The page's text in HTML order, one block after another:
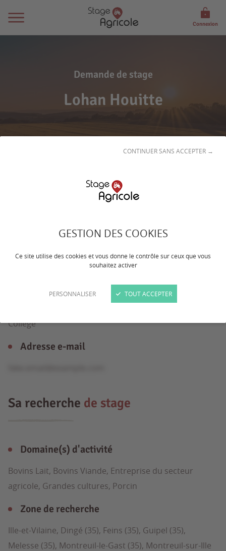
GESTION DES COOKIES
Ce site utilise des cookies et vous donne le contrôle sur ceux que vous
souhaitez activer
PERSONNALISER
CONTINUER SANS ACCEPTER →
TOUT ACCEPTER
Connexion
Demande de stage
Lohan Houitte
Âge
Collège
Adresse e-mail
Sa recherche de stage
Domaine(s) d'activité
Bovins Lait, Bovins Viande, Entreprise du secteur
agricole, Grandes cultures, Porcin
Zone de recherche
Ille-et-Vilaine, Dingé (35), Feins (35), Guipel (35),
Melesse (35), Montreuil-le-Gast (35), Montreuil-sur-Ille